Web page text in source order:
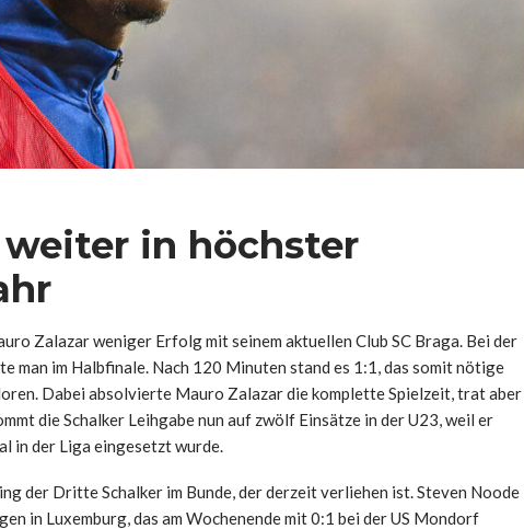
weiter in höchster
Zalazar weniger Erfolg mit seinem aktuellen Club SC Braga. Bei der
man im Halbfinale. Nach 120 Minuten stand es 1:1, das somit nötige
Dabei absolvierte Mauro Zalazar die komplette Spielzeit, trat aber
die Schalker Leihgabe nun auf zwölf Einsätze in der U23, weil er
in der Liga eingesetzt wurde.
der Dritte Schalker im Bunde, der derzeit verliehen ist. Steven Noode
in Luxemburg, das am Wochenende mit 0:1 bei der US Mondorf